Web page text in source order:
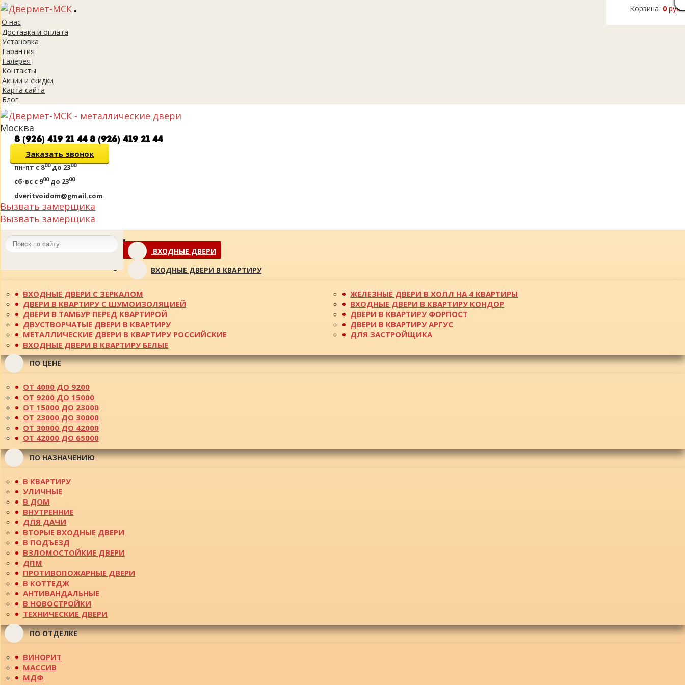
Корзина: 0 руб.
Toggle
О нас
Доставка и оплата
Установка
Гарантия
Галерея
Контакты
Акции и скидки
Карта сайта
Блог
Москва
8 (926) 419 21 44 8 (926) 419 21 44
Заказать звонок
пн-пт с 800до 2300
сб-вс с 900до 2300
dveritvoidom@gmail.com
Вызвать замерщика
Вызвать замерщика
Toggle
navigationВХОДНЫЕ ДВЕРИ
ВХОДНЫЕ ДВЕРИ В КВАРТИРУ
ВХОДНЫЕ ДВЕРИ С ЗЕРКАЛОМ
ДВЕРИ В КВАРТИРУ С ШУМОИЗОЛЯЦИЕЙ
ДВЕРИ В ТАМБУР ПЕРЕД КВАРТИРОЙ
ДВУСТВОРЧАТЫЕ ДВЕРИ В КВАРТИРУ
МЕТАЛЛИЧЕСКИЕ ДВЕРИ В КВАРТИРУ РОССИЙСКИЕ
ВХОДНЫЕ ДВЕРИ В КВАРТИРУ БЕЛЫЕ
ЖЕЛЕЗНЫЕ ДВЕРИ В ХОЛЛ НА 4 КВАРТИРЫ
ВХОДНЫЕ ДВЕРИ В КВАРТИРУ КОНДОР
ДВЕРИ В КВАРТИРУ ФОРПОСТ
ДВЕРИ В КВАРТИРУ АРГУС
ДЛЯ ЗАСТРОЙЩИКА
ПО ЦЕНЕ
ОТ 4000 ДО 9200
ОТ 9200 ДО 15000
ОТ 15000 ДО 23000
ОТ 23000 ДО 30000
ОТ 30000 ДО 42000
ОТ 42000 ДО 65000
ПО НАЗНАЧЕНИЮ
В КВАРТИРУ
УЛИЧНЫЕ
В ДОМ
ВНУТРЕННИЕ
ДЛЯ ДАЧИ
ВТОРЫЕ ВХОДНЫЕ ДВЕРИ
В ПОДЪЕЗД
ВЗЛОМОСТОЙКИЕ ДВЕРИ
ДПМ
ПРОТИВОПОЖАРНЫЕ ДВЕРИ
В КОТТЕДЖ
АНТИВАНДАЛЬНЫЕ
В НОВОСТРОЙКИ
ТЕХНИЧЕСКИЕ ДВЕРИ
ПО ОТДЕЛКЕ
ВИНОРИТ
МАССИВ
МДФ